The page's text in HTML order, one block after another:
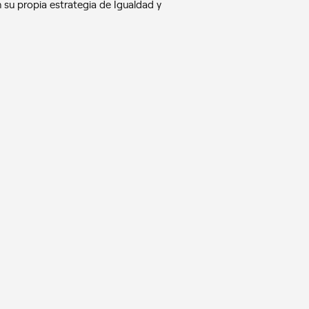
propia estrategia de Igualdad y